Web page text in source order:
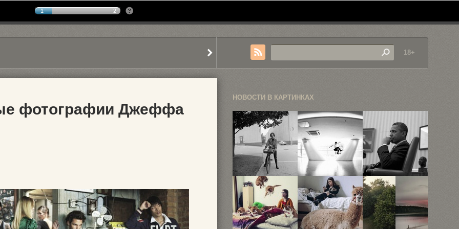
1 2
18+
фотографии Джеффа
НОВОСТИ В КАРТИНКАХ
Культовые
портреты
Джеймса
Дина,
Элизабет ...
Автопортреты
бразильского
про-скейтера
Фабиано
Родригеса
Фотограф
Кристофер
Моррис